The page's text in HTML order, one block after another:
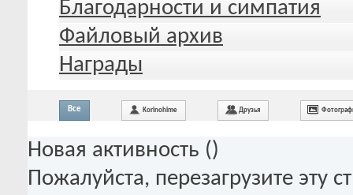
Благодарности и симпатия
Файловый архив
Награды
Все Korinohime Друзья
Новая активность ()
Пожалуйста, перезагрузите эту